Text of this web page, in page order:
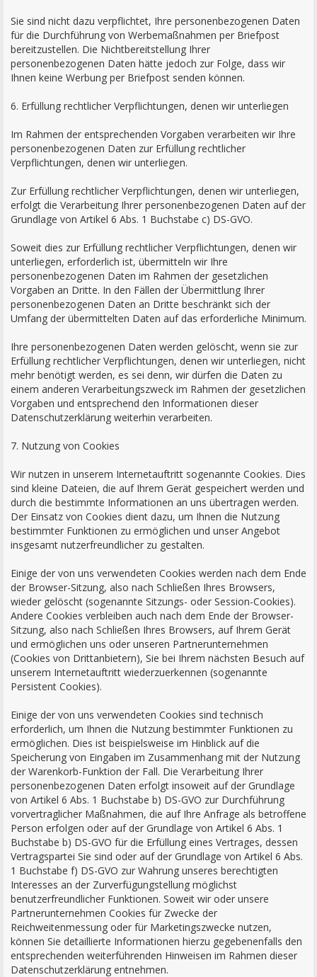
Sie sind nicht dazu verpflichtet, Ihre personenbezogenen Daten
für die Durchführung von Werbemaßnahmen per Briefpost
bereitzustellen. Die Nichtbereitstellung Ihrer
personenbezogenen Daten hätte jedoch zur Folge, dass wir
Ihnen keine Werbung per Briefpost senden können.
6. Erfüllung rechtlicher Verpflichtungen, denen wir unterliegen
Im Rahmen der entsprechenden Vorgaben verarbeiten wir Ihre
personenbezogenen Daten zur Erfüllung rechtlicher
Verpflichtungen, denen wir unterliegen.
Zur Erfüllung rechtlicher Verpflichtungen, denen wir unterliegen,
erfolgt die Verarbeitung Ihrer personenbezogenen Daten auf der
Grundlage von Artikel 6 Abs. 1 Buchstabe c) DS-GVO.
Soweit dies zur Erfüllung rechtlicher Verpflichtungen, denen wir
unterliegen, erforderlich ist, übermitteln wir Ihre
personenbezogenen Daten im Rahmen der gesetzlichen
Vorgaben an Dritte. In den Fällen der Übermittlung Ihrer
personenbezogenen Daten an Dritte beschränkt sich der
Umfang der übermittelten Daten auf das erforderliche Minimum.
Ihre personenbezogenen Daten werden gelöscht, wenn sie zur
Erfüllung rechtlicher Verpflichtungen, denen wir unterliegen, nicht
mehr benötigt werden, es sei denn, wir dürfen die Daten zu
einem anderen Verarbeitungszweck im Rahmen der gesetzlichen
Vorgaben und entsprechend den Informationen dieser
Datenschutzerklärung weiterhin verarbeiten.
7. Nutzung von Cookies
Wir nutzen in unserem Internetauftritt sogenannte Cookies. Dies
sind kleine Dateien, die auf Ihrem Gerät gespeichert werden und
durch die bestimmte Informationen an uns übertragen werden.
Der Einsatz von Cookies dient dazu, um Ihnen die Nutzung
bestimmter Funktionen zu ermöglichen und unser Angebot
insgesamt nutzerfreundlicher zu gestalten.
Einige der von uns verwendeten Cookies werden nach dem Ende
der Browser-Sitzung, also nach Schließen Ihres Browsers,
wieder gelöscht (sogenannte Sitzungs- oder Session-Cookies).
Andere Cookies verbleiben auch nach dem Ende der Browser-
Sitzung, also nach Schließen Ihres Browsers, auf Ihrem Gerät
und ermöglichen uns oder unseren Partnerunternehmen
(Cookies von Drittanbietern), Sie bei Ihrem nächsten Besuch auf
unserem Internetauftritt wiederzuerkennen (sogenannte
Persistent Cookies).
Einige der von uns verwendeten Cookies sind technisch
erforderlich, um Ihnen die Nutzung bestimmter Funktionen zu
ermöglichen. Dies ist beispielsweise im Hinblick auf die
Speicherung von Eingaben im Zusammenhang mit der Nutzung
der Warenkorb-Funktion der Fall. Die Verarbeitung Ihrer
personenbezogenen Daten erfolgt insoweit auf der Grundlage
von Artikel 6 Abs. 1 Buchstabe b) DS-GVO zur Durchführung
vorvertraglicher Maßnahmen, die auf Ihre Anfrage als betroffene
Person erfolgen oder auf der Grundlage von Artikel 6 Abs. 1
Buchstabe b) DS-GVO für die Erfüllung eines Vertrages, dessen
Vertragspartei Sie sind oder auf der Grundlage von Artikel 6 Abs.
1 Buchstabe f) DS-GVO zur Wahrung unseres berechtigten
Interesses an der Zurverfügungstellung möglichst
benutzerfreundlicher Funktionen. Soweit wir oder unsere
Partnerunternehmen Cookies für Zwecke der
Reichweitenmessung oder für Marketingszwecke nutzen,
können Sie detaillierte Informationen hierzu gegebenenfalls den
entsprechenden weiterführenden Hinweisen im Rahmen dieser
Datenschutzerklärung entnehmen.